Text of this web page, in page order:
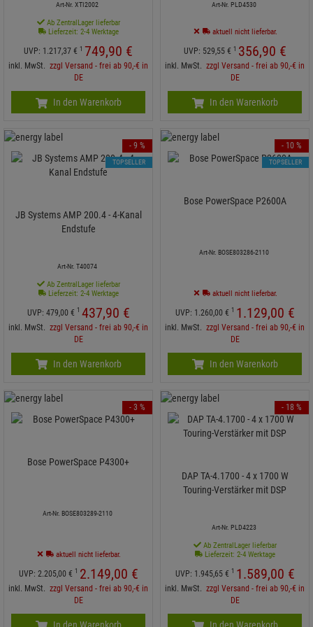
Art-Nr. XTI2002
Ab ZentralLager lieferbar
Lieferzeit: 2-4 Werktage
UVP: 1.217,37 € 1 749,90 €
inkl. MwSt. zzgl Versand - frei ab 90,-€ in
DE
In den Warenkorb
Art-Nr. PLD4530
aktuell nicht lieferbar.
UVP: 529,55 € 1 356,90 €
inkl. MwSt. zzgl Versand - frei ab 90,-€ in
DE
In den Warenkorb
JB Systems AMP 200.4 - 4-Kanal
Endstufe
Art-Nr. T40074
Ab ZentralLager lieferbar
Lieferzeit: 2-4 Werktage
UVP: 479, 00 € 1 437,90 €
inkl. MwSt. zzgl Versand - frei ab 90,-€ in
DE
- 9 %
TOPSELLER
In den Warenkorb
Bose PowerSpace P2600A
Art-Nr. BOSE803286-2110
aktuell nicht lieferbar.
UVP: 1.260,00 € 1 1.129,00 €
inkl. MwSt. zzgl Versand - frei ab 90,-€ in
DE
- 10 %
TOPSELLER
In den Warenkorb
Bose PowerSpace P4300+
Art-Nr. BOSE803289-2110
aktuell nicht lieferbar.
UVP: 2.205,00 € 1 2.149,00 €
inkl. MwSt. zzgl Versand - frei ab 90,-€ in
DE
- 3 %
DAP TA-4.1700 - 4 x 1700 W
Touring-Verstärker mit DSP
Art-Nr. PLD4223
Ab ZentralLager lieferbar
Lieferzeit: 2-4 Werktage
UVP: 1.945,65 € 1 1.589,00 €
inkl. MwSt. zzgl Versand - frei ab 90,-€ in
DE
- 18 %